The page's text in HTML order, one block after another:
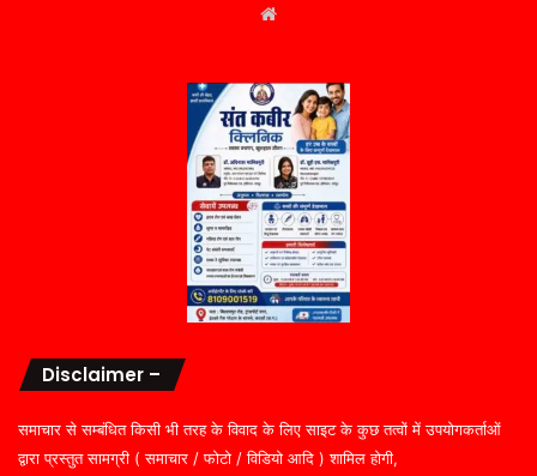
Disclaimer –
समाचार से सम्बंधित किसी भी तरह के विवाद के लिए साइट के कुछ तत्वों में उपयोगकर्ताओं
द्वारा प्रस्तुत सामग्री ( समाचार / फोटो / विडियो आदि ) शामिल होगी,